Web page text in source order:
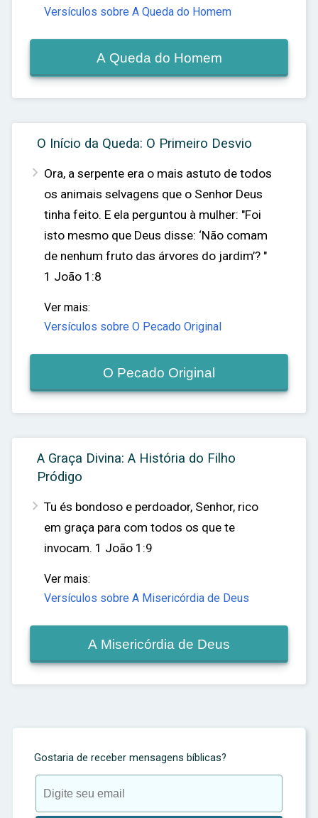
Versículos sobre A Queda do Homem
A Queda do Homem
O Início da Queda: O Primeiro Desvio
 Ora, a serpente era o mais astuto de todos
os animais selvagens que o Senhor Deus
tinha feito. E ela perguntou à mulher: "Foi
isto mesmo que Deus disse: ‘Não comam
de nenhum fruto das árvores do jardim’? "
1 João 1:8
Ver mais:
Versículos sobre O Pecado Original
O Pecado Original
A Graça Divina: A História do Filho
Pródigo
 Tu és bondoso e perdoador, Senhor, rico
em graça para com todos os que te
invocam. 1 João 1:9
Ver mais:
Versículos sobre A Misericórdia de Deus
A Misericórdia de Deus
Gostaria de receber mensagens bíblicas?